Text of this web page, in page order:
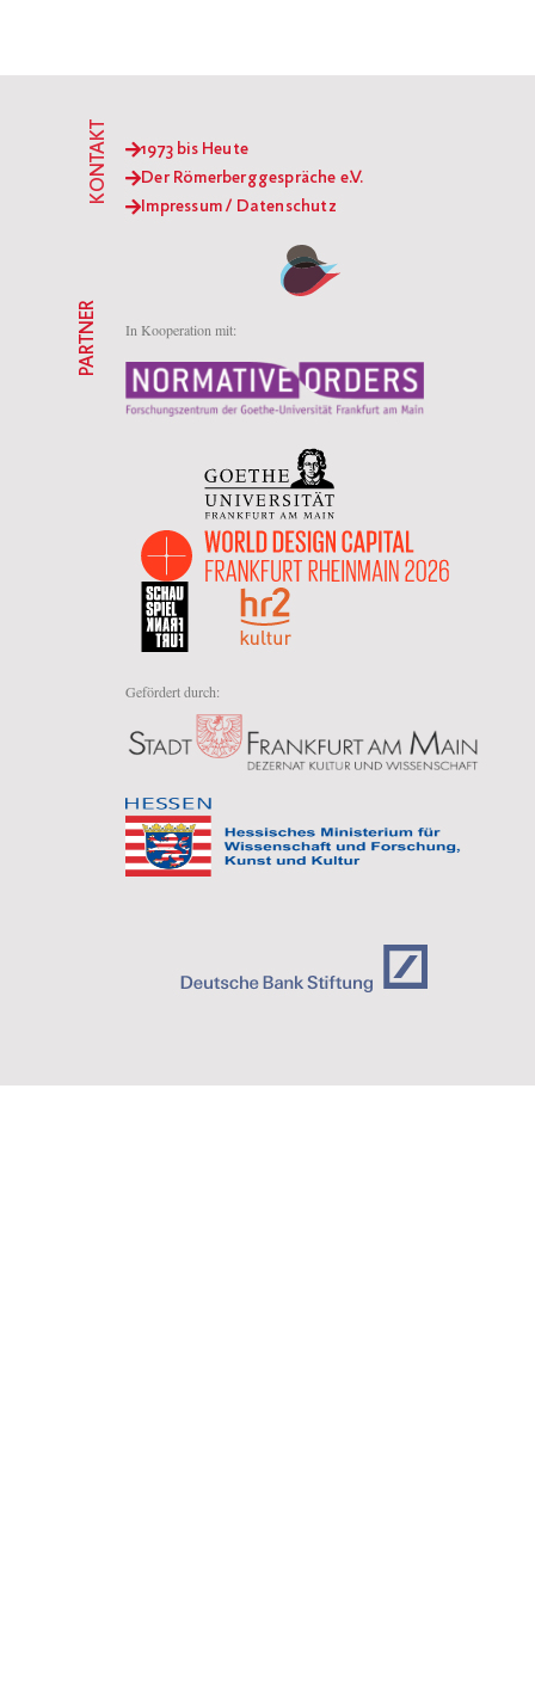
1973 bis Heute
Der Römerberggespräche e.V.
Impressum / Datenschutz
KONTAKT
In Kooperation mit:
Gefördert durch:
PARTNER